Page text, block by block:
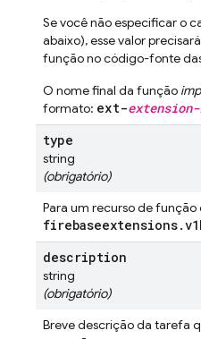
Se você não especificar o
abaixo), esse valor
função no código-fonte
O nome final da função
formato: ext-
type
string
(obrigatório)
Para um recurso de função
firebaseextensions.
description
string
(obrigatório)
Breve descrição da tarefa